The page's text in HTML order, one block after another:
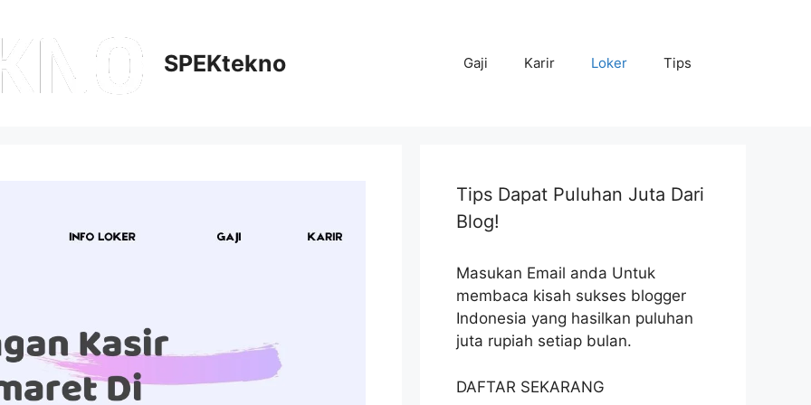
SPEKtekno Gaji Karir Loker Tips
Tips Dapat Puluhan Juta Dari
Blog!
Masukan Email anda Untuk
membaca kisah sukses blogger
Indonesia yang hasilkan puluhan
juta rupiah setiap bulan.
DAFTAR SEKARANG